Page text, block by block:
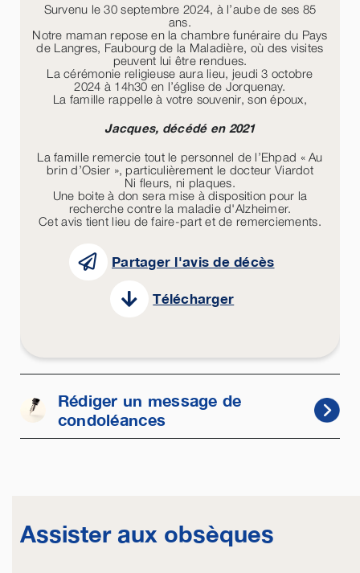
Survenu le 30 septembre 2024, à l’aube de ses 85
ans.
Notre maman repose en la chambre funéraire du Pays
de Langres, Faubourg de la Maladière, où des visites
peuvent lui être rendues.
La cérémonie religieuse aura lieu, jeudi 3 octobre
2024 à 14h30 en l’église de Jorquenay.
La famille rappelle à votre souvenir, son époux,
Jacques, décédé en 2021
La famille remercie tout le personnel de l’Ehpad « Au
brin d’Osier », particulièrement le docteur Viardot
Ni fleurs, ni plaques.
Une boite à don sera mise à disposition pour la
recherche contre la maladie d'Alzheimer.
Cet avis tient lieu de faire-part et de remerciements.
Partager l'avis de décès
Télécharger
Rédiger un message de
condoléances
Assister aux obsèques